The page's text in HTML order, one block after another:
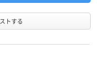
トする